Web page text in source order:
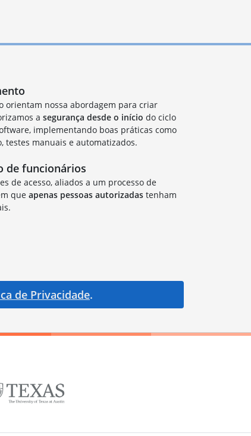
orientam nossa abordagem para criar
a segurança desde o início do ciclo
implementando boas práticas como
testes manuais e automatizados.
de funcionários
de acesso, aliados a um processo de
que apenas pessoas autorizadas tenham
de Privacidade.